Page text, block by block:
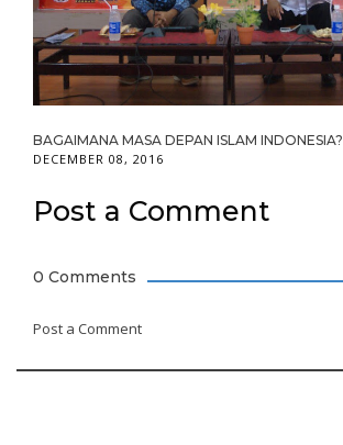
BAGAIMANA MASA DEPAN ISLAM INDONESIA?
DECEMBER 08, 2016
Post a Comment
0 Comments
Post a Comment